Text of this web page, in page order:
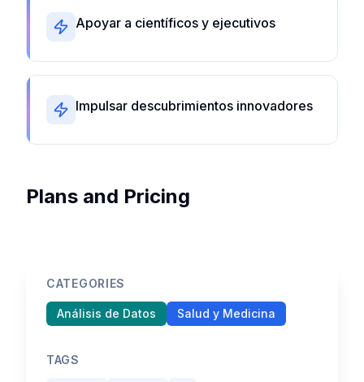
Apoyar a científicos y ejecutivos
Impulsar descubrimientos innovadores
Plans and Pricing
CATEGORIES
Análisis de Datos Salud y Medicina
TAGS